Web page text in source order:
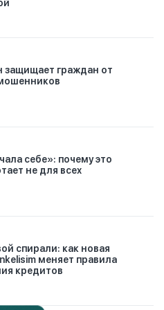
защищает граждан от
себе»: почему это
не для всех
спирали: как новая
меняет правила
кредитов